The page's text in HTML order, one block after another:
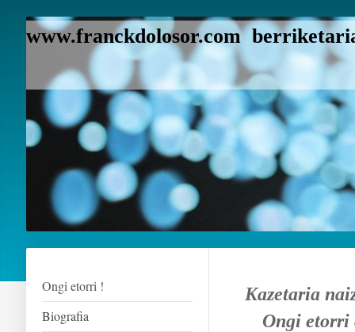
www.franckdolosor.com
Ongi etorri !
Biografia
Kazetaria
Ongi etorri